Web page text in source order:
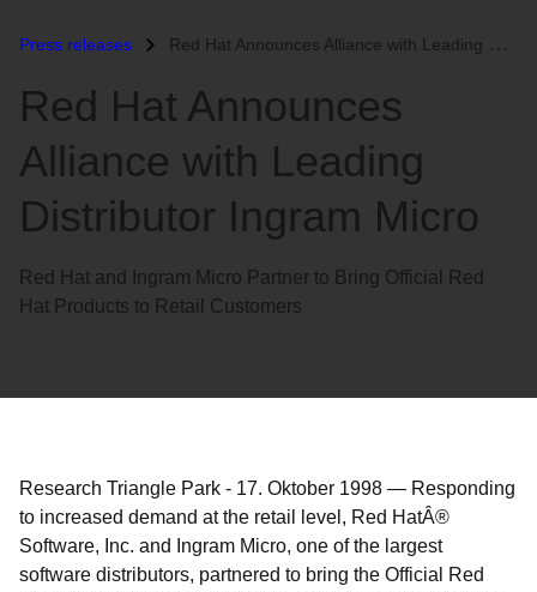
Press releases Red Hat Announces Alliance with Leading Distributor Ingram Micro...
Red Hat Announces
Alliance with Leading
Distributor Ingram Micro
Red Hat and Ingram Micro Partner to Bring Official Red
Hat Products to Retail Customers
Research Triangle Park - 17. Oktober 1998 — Responding
to increased demand at the retail level, Red HatÂ®
Software, Inc. and Ingram Micro, one of the largest
software distributors, partnered to bring the Official Red